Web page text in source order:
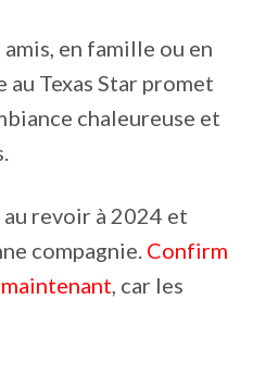
en famille ou en
Texas Star promet
chaleureuse et
revoir à 2024 et
compagnie. Confirm
, car les